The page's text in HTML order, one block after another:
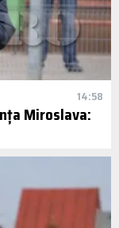
14:58
Miroslava: